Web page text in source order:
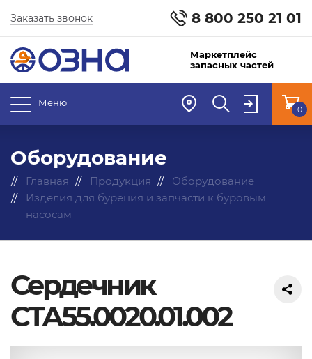
8 800 250 21 01
Заказать звонок
Маркетплейс
запасных частей
Меню
0
Оборудование
Главная Продукция
Оборудование
Изделия для бурения и запчасти к буровым
насосам
Сердечник
СТА55.0020.01.002